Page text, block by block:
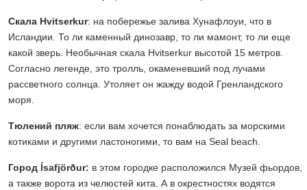
Скала Hvitserkur: на побережье залива Хунафлоуи, что в
Исландии. То ли каменный динозавр, то ли мамонт, то ли еще
какой зверь. Необычная скала Hvitserkur высотой 15 метров.
Согласно легенде, это тролль, окаменевший под лучами
рассветного солнца. Утоляет он жажду водой Гренландского
моря.
Тюлений пляж: если вам хочется понаблюдать за морскими
котиками и другими ластоногими, то вам на Seal beach.
Город Ísafjörður: в этом городке расположился Музей фьордов,
а также ворота из челюстей кита. А в окрестностях водятся